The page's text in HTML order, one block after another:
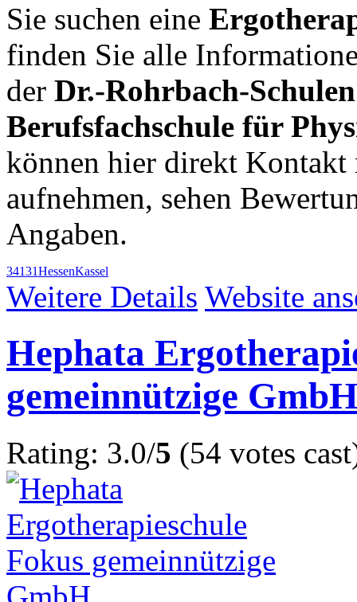
Sie suchen eine
finden Sie alle
der Dr.-Rohrbach-
Berufsfachschule für
können hier direkt Kontakt
aufnehmen, sehen
Angaben.
34131HessenKassel
Weitere Details Website
Hephata
gemeinnützige
Rating: 3.0/5 (54 votes